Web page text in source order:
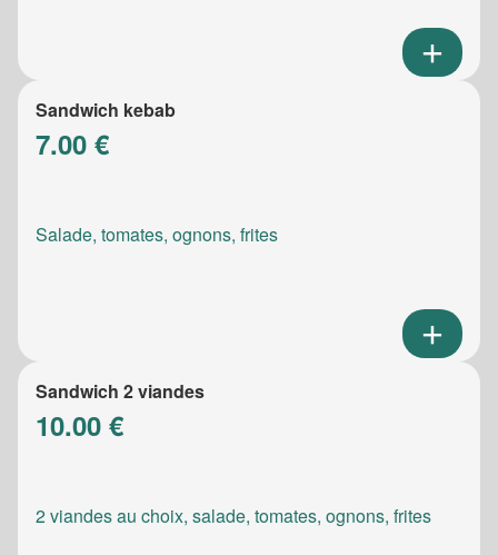
Sandwich kebab
7.00 €
Salade, tomates, ognons, frites
Sandwich 2 viandes
10.00 €
2 viandes au choix, salade, tomates, ognons, frites